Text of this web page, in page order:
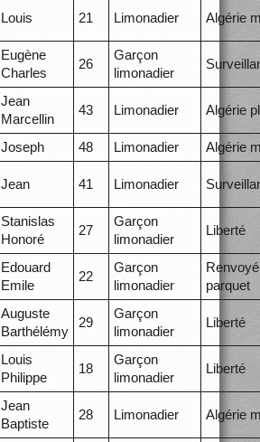
Louis 21 Limonadier Algérie
Eugène
Charles
26
Garçon
limonadier
Jean
Marcellin
43 Limonadier Algérie
Joseph 48 Limonadier
Algérie
Jean 41 Limonadier
Stanislas
Honoré
27
Garçon
limonadier
Liberté
Edouard
Emile
22
Garçon
limonadier
parquet
Auguste
Barthélémy
29
Garçon
limonadier
Liberté
Louis
Philippe
18
Garçon
limonadier
Liberté
Jean
Baptiste
28 Limonadier Algérie